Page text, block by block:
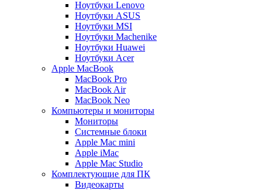
Ноутбуки Lenovo
Ноутбуки ASUS
Ноутбуки MSI
Ноутбуки Machenike
Ноутбуки Huawei
Ноутбуки Acer
Apple MacBook
MacBook Pro
MacBook Air
MacBook Neo
Компьютеры и мониторы
Мониторы
Системные блоки
Apple Mac mini
Apple iMac
Apple Mac Studio
Комплектующие для ПК
Видеокарты